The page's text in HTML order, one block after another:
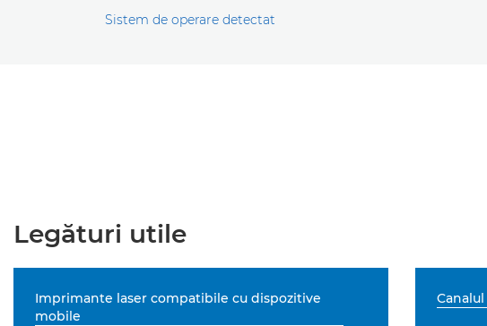
Sistem de operare detectat
Legături utile
Imprimante laser compatibile cu dispozitive
mobile